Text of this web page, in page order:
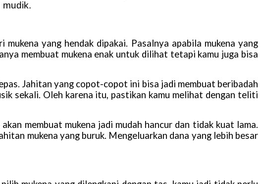
mudik.
yang hendak dipakai. Pasalnya apabila mukena yang
membuat mukena enak untuk dilihat tetapi kamu juga bisa
Jahitan yang copot-copot ini bisa jadi membuat beribadah
sekali. Oleh karena itu, pastikan kamu melihat dengan teliti
membuat mukena jadi mudah hancur dan tidak kuat lama.
mukena yang buruk. Mengeluarkan dana yang lebih besar